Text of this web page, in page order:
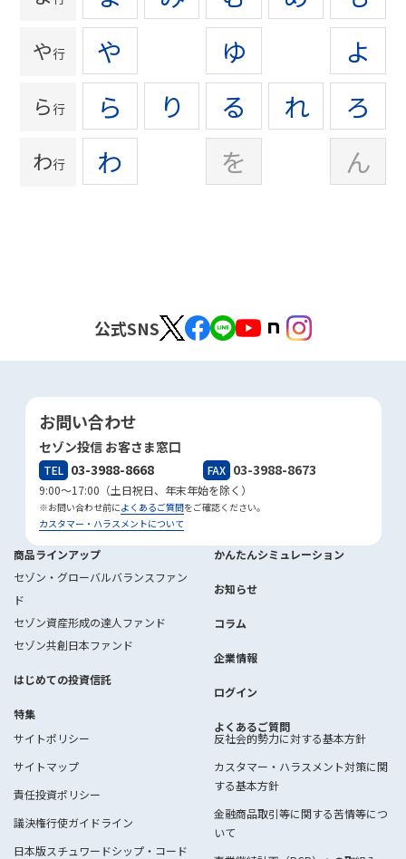
や行 や ゆ よ
ら行 ら り る れ ろ
わ行 わ を ん
公式SNS
お問い合わせ
セゾン投信 お客さま窓口
TEL 03-3988-8668 FAX 03-3988-8673
9:00～17:00（土日祝日、年末年始を除く）
※お問い合わせ前によくあるご質問をご確認ください。
カスタマー・ハラスメントについて
商品ラインアップ
セゾン・グローバルバランスファン
ド
セゾン資産形成の達人ファンド
セゾン共創日本ファンド
はじめての投資信託
特集
かんたんシミュレーション
お知らせ
コラム
企業情報
ログイン
よくあるご質問
サイトポリシー
サイトマップ
責任投資ポリシー
議決権行使ガイドライン
日本版スチュワードシップ・コード
反社会的勢力に対する基本方針
カスタマー・ハラスメント対策に関
する基本方針
金融商品取引等に関する苦情等につ
いて